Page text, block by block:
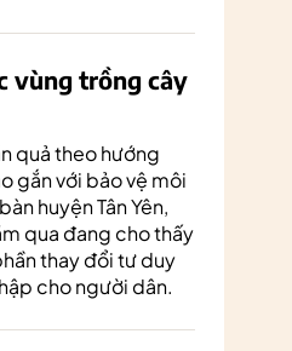
vùng trồng cây
quả theo hướng
gắn với bảo vệ môi
huyện Tân Yên,
qua đang cho thấy
thay đổi tư duy
cho người dân.